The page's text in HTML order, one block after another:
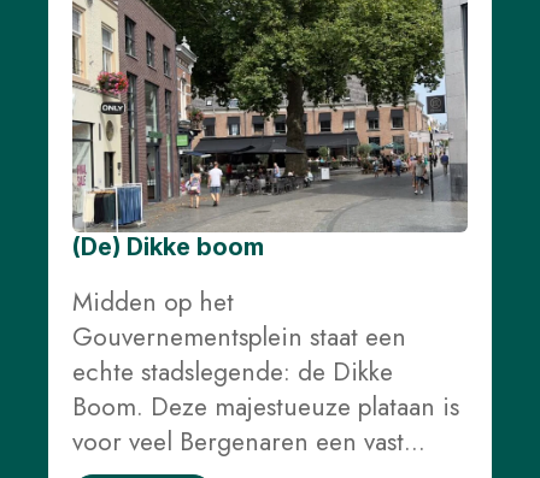
(De) Dikke boom
Midden op het
Gouvernementsplein staat een
echte stadslegende: de Dikke
Boom. Deze majestueuze plataan is
voor veel Bergenaren een vast…